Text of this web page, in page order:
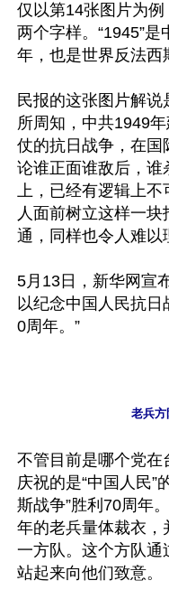
仅以第14张图片为例
两个字样。“1945”
年，也是世界反法西
民报的这张图片解说
所周知，中共1949
仗的抗日战争，在
论谁正面谁敌后，谁
上，已经有逻辑上不
人面前树立这样一
通，同样也令人难以
5月13日，新华网宣
以纪念中国人民抗
0周年。”
老兵方
不管目前是哪个党在
庆祝的是“中国人民”
斯战争”胜利70周年
年的老兵量体裁衣
一方队。这个方队
站起来向他们致意。